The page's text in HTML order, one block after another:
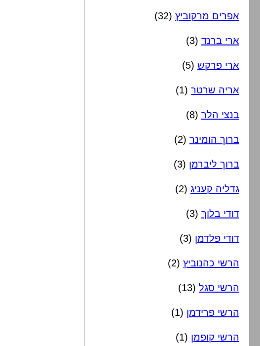
אפרים מרקוביץ (32)
ארי ברנד (3)
ארי פרקש (5)
אריה שרטר (1)
בנצי הלר (8)
ברוך הומינר (2)
ברוך ליברמן (3)
גדליה קעניג (2)
דודי בלוך (3)
דודי פלדמן (3)
הרשי כהנוביץ (2)
הרשי סגל (13)
הרשי פרידמן (1)
הרשי קופמן (1)